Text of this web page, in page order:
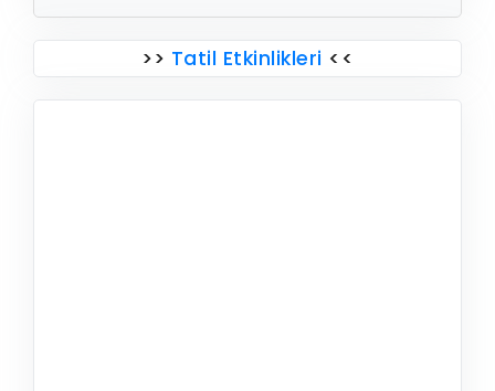
>> Tatil Etkinlikleri <<